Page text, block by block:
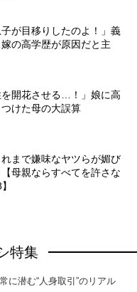
子が目移りしたのよ！」義
の高学歴が原因だと主
を開花させる…！」娘に高
けた母の大誤算
まで嫌味なヤツらが媚び
母親ならすべてを許さな
特集
に潜む“人身取引”のリアル